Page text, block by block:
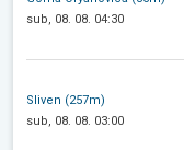
sub, 08. 08. 04:30
Sliven (257m)
sub, 08. 08. 03:00